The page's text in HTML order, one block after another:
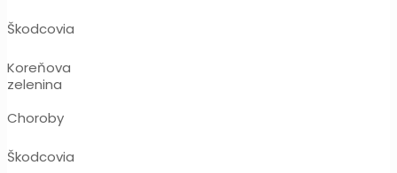
Škodcovia
Koreňova
zelenina
Choroby
Škodcovia